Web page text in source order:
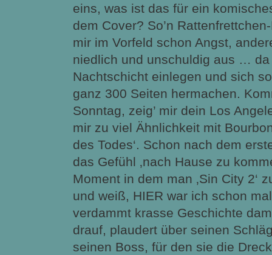
eins, was ist das für ein
dem Cover? So’n
mir im Vorfeld schon Angst,
niedlich und unschuldig aus …
Nachtschicht einlegen und sich
ganz 300 Seiten hermachen.
Sonntag, zeig’ mir dein Los
mir zu viel Ähnlichkeit mit
des Todes‘. Schon nach dem
das Gefühl ‚nach Hause zu
Moment in dem man ‚Sin City 2‘
und weiß, HIER war ich schon
verdammt krasse Geschichte
drauf, plaudert über seinen
seinen Boss, für den sie die